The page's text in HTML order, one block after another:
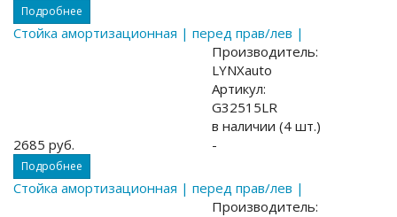
Подробнее
Стойка амортизационная | перед прав/лев |
Производитель:
LYNXauto
Артикул:
G32515LR
в наличии (4 шт.)
2685 руб.
-
Подробнее
Стойка амортизационная | перед прав/лев |
Производитель: